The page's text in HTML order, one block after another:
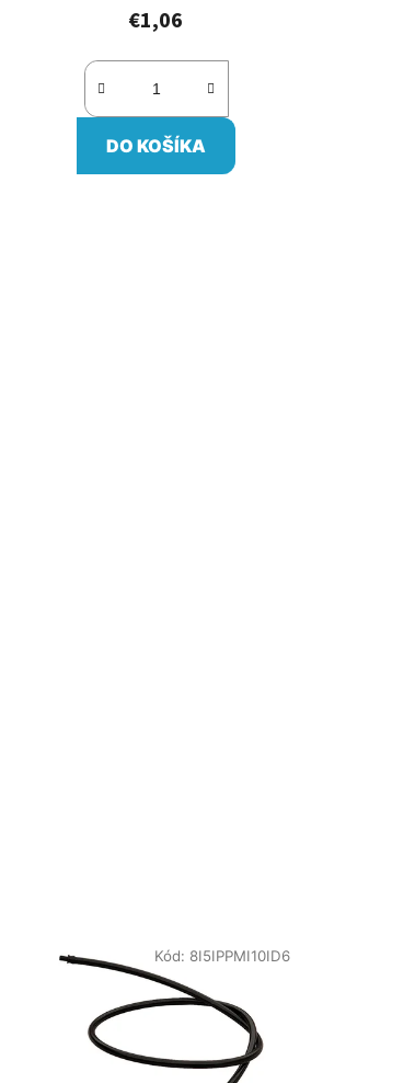
€1,06
DO KOŠÍKA
Kód: 8I5IPPMI10ID6